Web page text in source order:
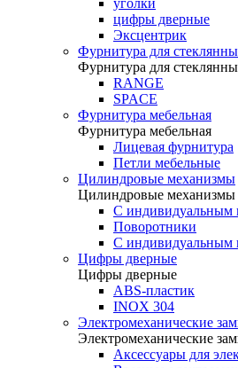
уголки
цифры дверные
Эксцентрик
Фурнитура для
Фурнитура для
RANGE
SPACE
Фурнитура мебельная
Фурнитура мебельная
Лицевая фурнитура
Петли мебельные
Цилиндровые механизмы
Цилиндровые механизмы
C индивидуальным
Поворотники
С индивидуальным
Цифры дверные
Цифры дверные
ABS-пластик
INOX 304
Электромеханические
Электромеханические
Аксессуары для